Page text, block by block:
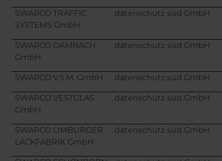
Switzerland
Turkey
Kosovo
Ukraine
United States of
Other Europe
world
SWARCO TRAFFIC
SYSTEMS GmbH
datenschutz süd GmbH
SWARCO DAMBACH
GmbH
datenschutz süd GmbH
SWARCO V.S.M. GmbH datenschutz süd GmbH
SWARCO VESTGLAS
GmbH
datenschutz süd GmbH
SWARCO LIMBURGER
LACKFABRIK GmbH
datenschutz süd GmbH